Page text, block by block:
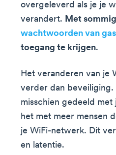
overgeleverd als je je
verandert. Met
wachtwoorden van
toegang te krijgen.
Het veranderen van je
verder dan
misschien gedeeld
het met meer mensen
je WiFi-netwerk. Dit
en latentie.